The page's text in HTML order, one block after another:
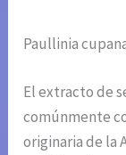
Paullinia
El extracto de
comúnmente
originaria de la